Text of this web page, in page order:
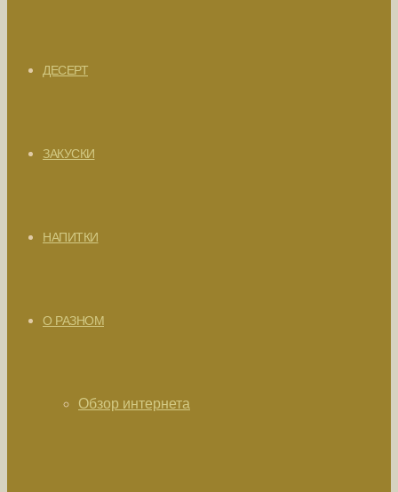
ДЕСЕРТ
ЗАКУСКИ
НАПИТКИ
О РАЗНОМ
Обзор интернета